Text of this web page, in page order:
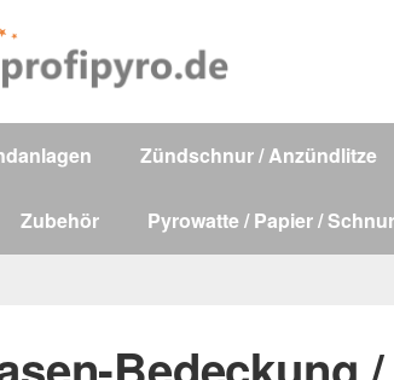
Zündschnur / Anzündlitze
Zubehör Pyrowatte / Papier / Schnur